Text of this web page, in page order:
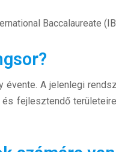
Baccalaureate
A jelenlegi
fejlesztendő